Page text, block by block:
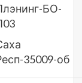
БО-
35009-об